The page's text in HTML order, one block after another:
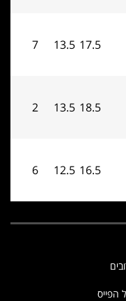
13.5
7
13.5
2
12.5
6